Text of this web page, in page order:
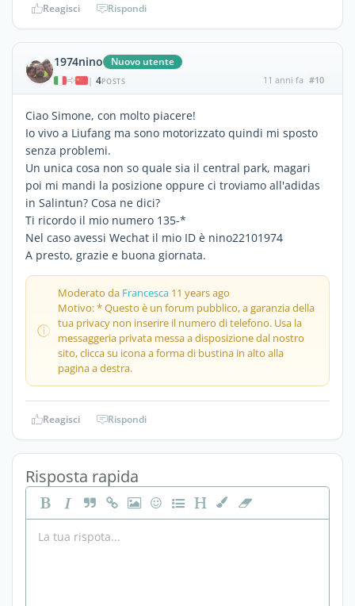
Reagisci Rispondi
1974nino Nuovo utente
| 4POSTS 11 anni fa #10
Ciao Simone, con molto piacere!
Io vivo a Liufang ma sono motorizzato quindi mi sposto
senza problemi.
Un unica cosa non so quale sia il central park, magari
poi mi mandi la posizione oppure ci troviamo all'adidas
in Salintun? Cosa ne dici?
Ti ricordo il mio numero 135-*
Nel caso avessi Wechat il mio ID è nino22101974
A presto, grazie e buona giornata.
Moderato da Francesca 11 years ago
Motivo: * Questo è un forum pubblico, a garanzia della
tua privacy non inserire il numero di telefono. Usa la
messaggeria privata messa a disposizione dal nostro
sito, clicca su icona a forma di bustina in alto alla
pagina a destra.
Reagisci Rispondi
Risposta rapida